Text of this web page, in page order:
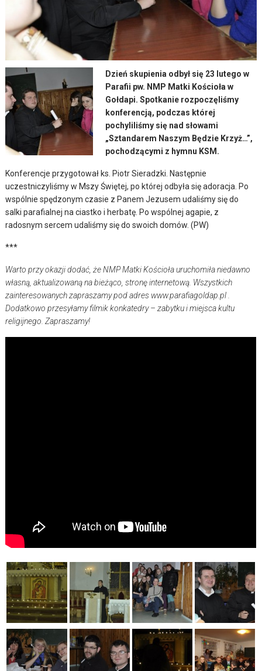
Dzień skupienia odbył się 23 lutego w
Parafii pw. NMP Matki Kościoła w
Gołdapi. Spotkanie rozpoczęliśmy
konferencją, podczas której
pochyliliśmy się nad słowami
„Sztandarem Naszym Będzie Krzyż…”,
pochodzącymi z hymnu KSM.
Konferencje przygotował ks. Piotr Sieradzki. Następnie
uczestniczyliśmy w Mszy Świętej, po której odbyła się adoracja. Po
wspólnie spędzonym czasie z Panem Jezusem udaliśmy się do
salki parafialnej na ciastko i herbatę. Po wspólnej agapie, z
radosnym sercem udaliśmy się do swoich domów. (PW)
***
Warto przy okazji dodać, że NMP Matki Kościoła uruchomiła niedawno
własną, aktualizowaną na bieżąco, stronę internetową. Wszystkich
zainteresowanych zapraszamy pod adres www.parafiagoldap.pl .
Dodatkowo przesyłamy filmik konkatedry – zabytku i miejsca kultu
religijnego. Zapraszamy!